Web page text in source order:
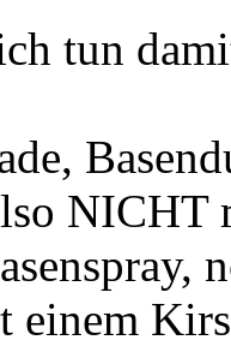
tun
NICHT
einem